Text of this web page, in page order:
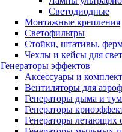
Светодиодные
Монтажные крепления
Светофильтры
Стойки, штативы,
Чехлы и кейсы для
Генераторы эффектов
Аксессуары и
Вентиляторы для
Генераторы дыма и
Генераторы
Генераторы летающих